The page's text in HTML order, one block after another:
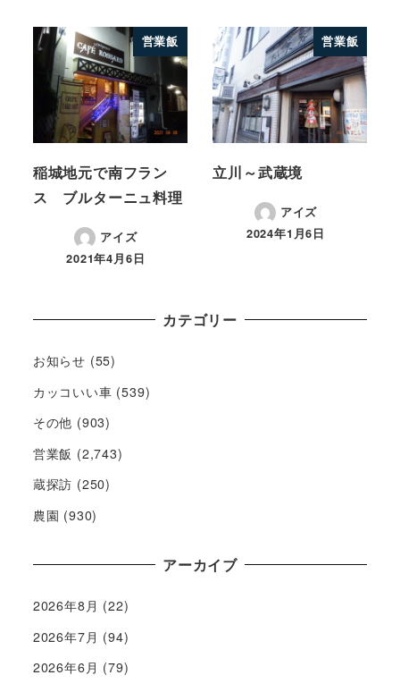
営業飯
稲城地元で南フラン
ス ブルターニュ料理
アイズ
2021年4月6日
営業飯
立川～武蔵境
アイズ
2024年1月6日
カテゴリー
お知らせ (55)
カッコいい車 (539)
その他 (903)
営業飯 (2,743)
蔵探訪 (250)
農園 (930)
アーカイブ
2026年8月 (22)
2026年7月 (94)
2026年6月 (79)